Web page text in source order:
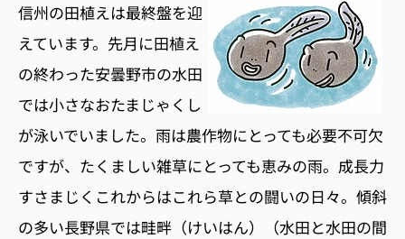
信州の田植えは最終盤を迎
えています。先月に田植え
の終わった安曇野市の水田
では小さなおたまじゃくし
が泳いでいました。雨は農作物にとっても必要不可欠
ですが、たくましい雑草にとっても恵みの雨。成長力
すさまじくこれからはこれら草との闘いの日々。傾斜
の多い長野県では畦畔（けいはん）（水田と水田の間